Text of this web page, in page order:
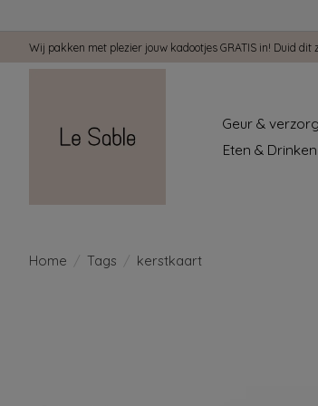
Wij pakken met plezier jouw kadootjes GRATIS in! Duid
Geur &
Eten & Drinken
Home / Tags / kerstkaart